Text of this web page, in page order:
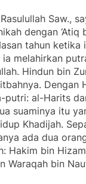
Saw.,
dengan ‘Atiq
tahun ketika
ia melahirkan
Hindun bin
Dengan
putri: al-Harits
suaminya itu
Khadijah.
ada dua
Hakim bin
Waraqah bin